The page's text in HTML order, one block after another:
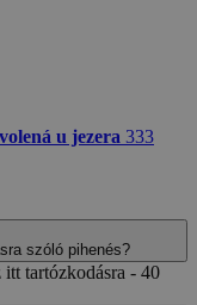
u jezera 333
szóló pihenés?
tartózkodásra - 40